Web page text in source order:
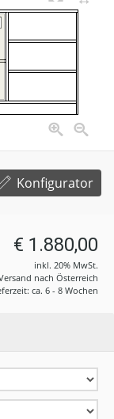
Konfigurator
€ 1.880,00
inkl. 20% MwSt.
nach Österreich
ca. 6 - 8 Wochen